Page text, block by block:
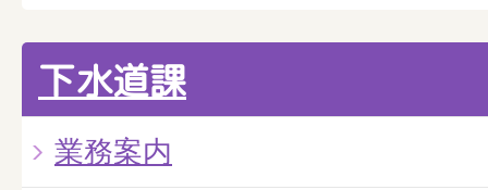
下水道課
業務案内